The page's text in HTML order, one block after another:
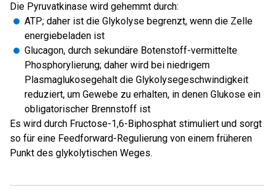
Die Pyruvatkinase wird gehemmt durch:
ATP; daher ist die Glykolyse begrenzt, wenn die Zelle
energiebeladen ist
Glucagon, durch sekundäre Botenstoff-vermittelte
Phosphorylierung; daher wird bei niedrigem
Plasmaglukosegehalt die Glykolysegeschwindigkeit
reduziert, um Gewebe zu erhalten, in denen Glukose ein
obligatorischer Brennstoff ist
Es wird durch Fructose-1,6-Biphosphat stimuliert und sorgt
so für eine Feedforward-Regulierung von einem früheren
Punkt des glykolytischen Weges.